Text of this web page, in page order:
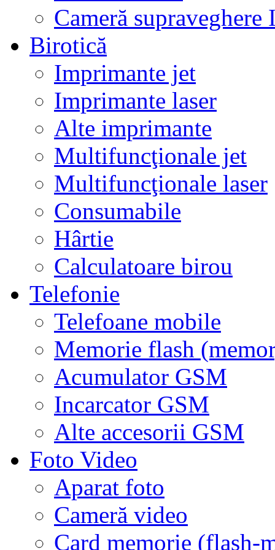
Cameră supraveghere
Birotică
Imprimante jet
Imprimante laser
Alte imprimante
Multifuncţionale jet
Multifuncţionale laser
Consumabile
Hârtie
Calculatoare birou
Telefonie
Telefoane mobile
Memorie flash
Acumulator GSM
Incarcator GSM
Alte accesorii GSM
Foto Video
Aparat foto
Cameră video
Card memorie (flash-